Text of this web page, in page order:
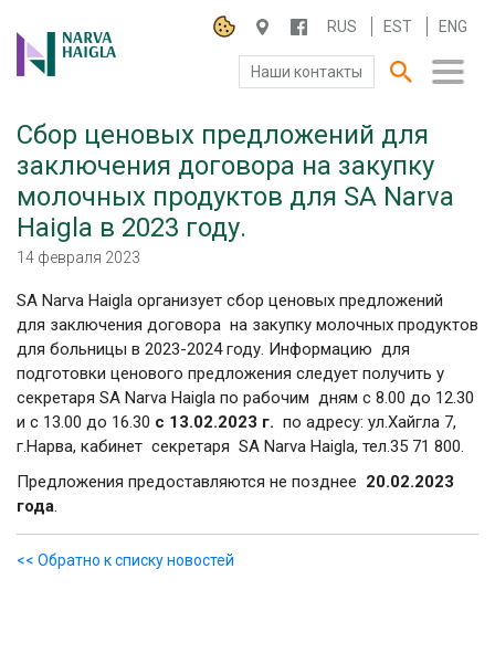
RUS EST ENG
Наши контакты
О БОЛЬНИЦЕ
ПАЦИЕНТАМ И ПОСЕТИТЕЛЯМ
ПАРТНЕРУ ПО СОТРУДНИЧЕСТВУ
РАБОТА И ПРАКТИКА
Cбор ценовых предложений для
заключения договора на закупку
молочных продуктов для SA Narva
Haigla в 2023 году.
14 февраля 2023
SA Narva Haigla организует сбор ценовых предложений
для заключения договора на закупку молочных продуктов
для больницы в 2023-2024 году. Информацию для
подготовки ценового предложения следует получить у
секретаря SA Narva Haigla по рабочим дням с 8.00 до 12.30
и с 13.00 до 16.30 c 13.02.2023 г. по адресу: ул.Хайгла 7,
г.Нарва, кабинет секретаря SA Narva Haigla, тел.35 71 800.
Предложения предоставляются не позднее 20.02.2023
года.
<< Обратно к списку новостей